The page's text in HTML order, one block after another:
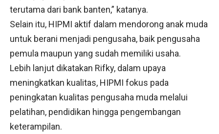
terutama dari bank banten,” katanya.
Selain itu, HIPMI aktif dalam mendorong anak muda
untuk berani menjadi pengusaha, baik pengusaha
pemula maupun yang sudah memiliki usaha.
Lebih lanjut dikatakan Rifky, dalam upaya
meningkatkan kualitas, HIPMI fokus pada
peningkatan kualitas pengusaha muda melalui
pelatihan, pendidikan hingga pengembangan
keterampilan.